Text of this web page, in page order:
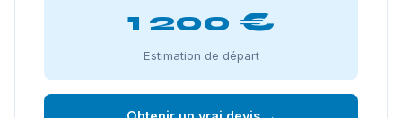
1 200 €
Estimation de départ